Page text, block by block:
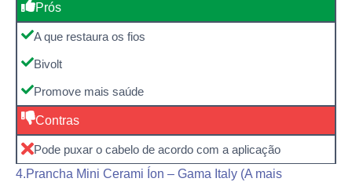
Prós
A que restaura os fios
Bivolt
Promove mais saúde
Contras
Pode puxar o cabelo de acordo com a aplicação
4.Prancha Mini Cerami Íon – Gama Italy (A mais